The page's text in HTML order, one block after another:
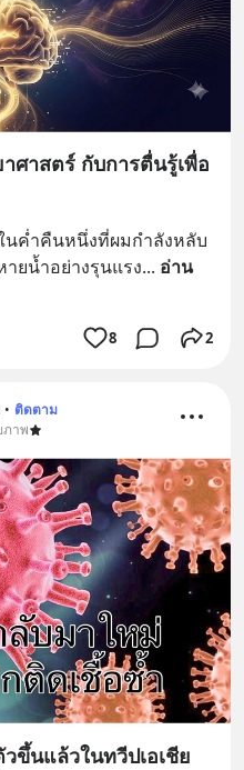
ศาสตร์ กับการตื่นรู้เพื่อ
นค่ำคืนหนึ่งที่ผมกำลังหลับ
ยน้ำอย่างรุนแรง... อ่าน
8 2
• ติดตาม
ภาพ
ขึ้นแล้วในทวีปเอเชีย